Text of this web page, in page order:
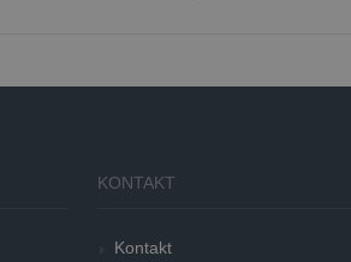
KONTAKT
Kontakt